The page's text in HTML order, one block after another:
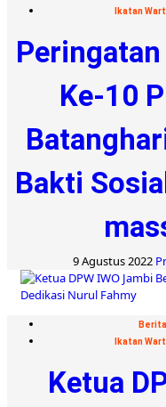
Ikatan
Peringatan
Ke-10
Bakti
9 Agustus 2022
Ikatan
Ketua